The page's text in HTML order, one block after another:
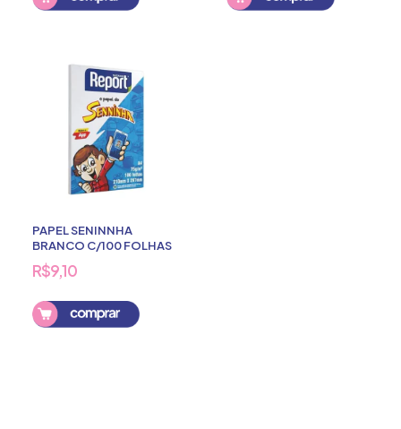
PAPEL SENINNHA
BRANCO C/100 FOLHAS
R$9,10